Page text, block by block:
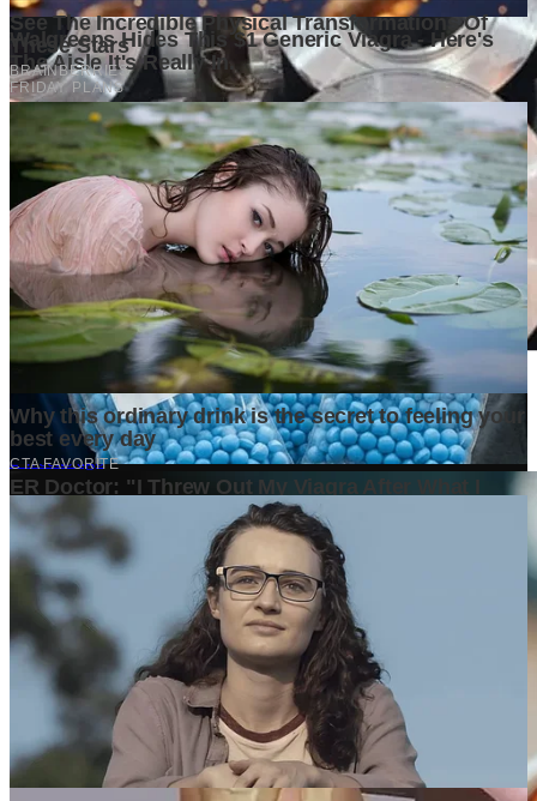
Pentingnya Pipa Berlapis dan Valve Berkualitas untuk Sistem
Industri
2 weeks ago